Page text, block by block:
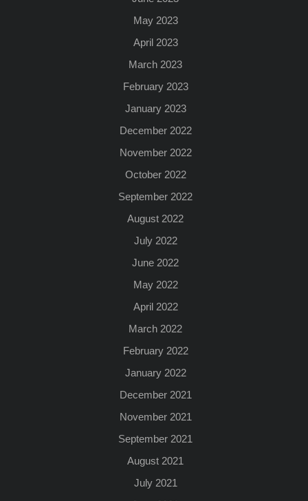
May 2023
April 2023
March 2023
February 2023
January 2023
December 2022
November 2022
October 2022
September 2022
August 2022
July 2022
June 2022
May 2022
April 2022
March 2022
February 2022
January 2022
December 2021
November 2021
September 2021
August 2021
July 2021